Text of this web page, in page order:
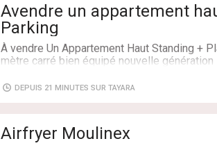
Au premier etage: une suite parentale avec
juniors.
Au deuxième étage: un open Space, une
grande terrasse.
Au sous sol: une chambre de service avec
Type de bien: Villa
Etat: Jamais habité / rénové
Avendre un appartement
Parking
À vendre Un Appartement Haut Standing +
mètre carré bien équipé nouvelle génération
sauf Les sérieux. Contacter 28060254 /
Superficie: 73 m²
Salles de bains: 1
DEPUIS 21 MINUTES SUR TAYARA
Airfryer Moulinex